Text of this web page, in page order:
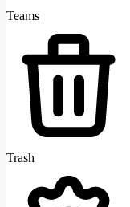
Teams
Trash